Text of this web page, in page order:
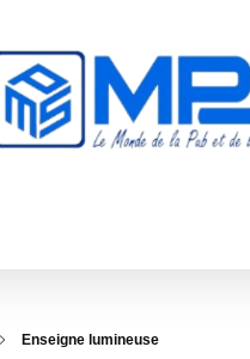
Enseigne lumineuse